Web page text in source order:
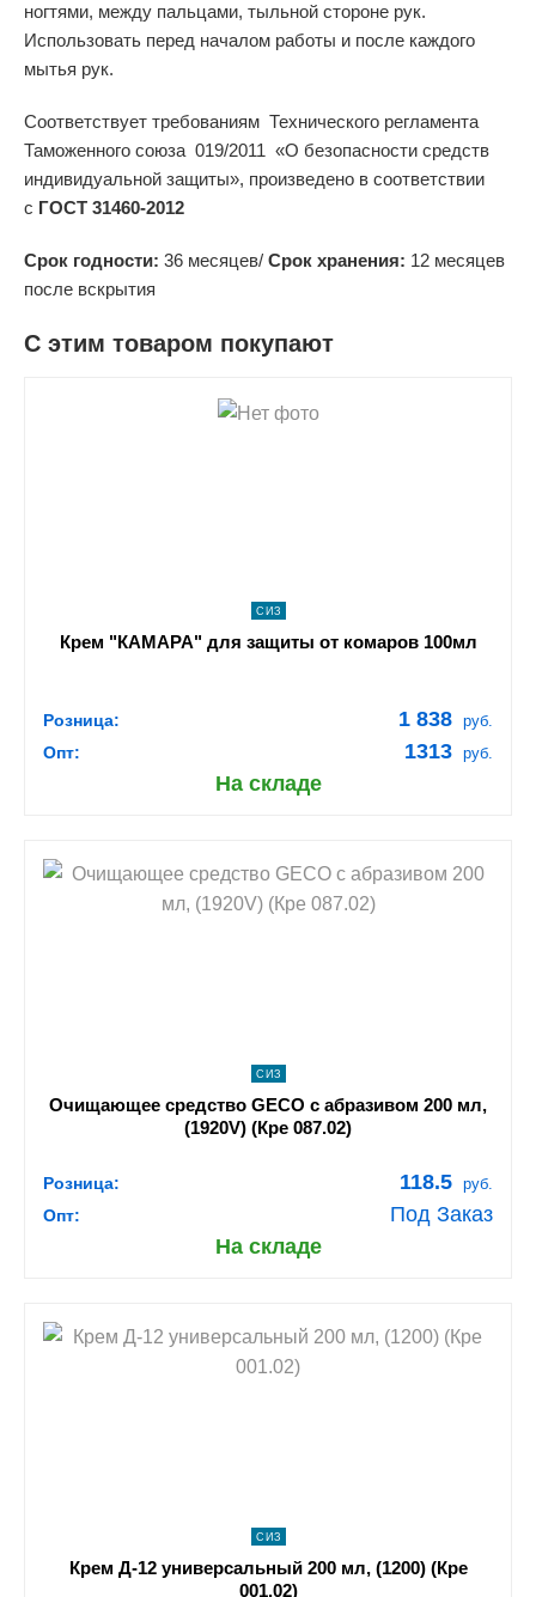
ногтями, между пальцами, тыльной стороне рук.
Использовать перед началом работы и после каждого
мытья рук.
Соответствует требованиям Технического регламента
Таможенного союза 019/2011 «О безопасности средств
индивидуальной защиты», произведено в соответствии
с ГОСТ 31460-2012
Срок годности: 36 месяцев/ Срок хранения: 12 месяцев
после вскрытия
С этим товаром покупают
shopping_cart В КОРЗИНУ
СИЗ
Крем "КАМАРА" для защиты от комаров 100мл
Розница: 1 838 руб.
Опт: 1313 руб.
На складе
shopping_cart В КОРЗИНУ
СИЗ
Очищающее средство GECO с абразивом 200 мл,
(1920V) (Кре 087.02)
Розница: 118.5 руб.
Опт:
Под Заказ
На складе
shopping_cart В КОРЗИНУ
СИЗ
Крем Д-12 универсальный 200 мл, (1200) (Кре
001.02)